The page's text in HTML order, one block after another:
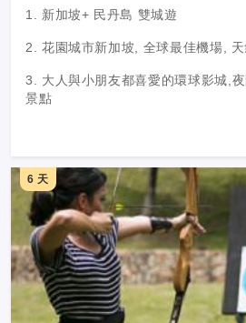
1. 新加坡+ 民丹島 雙城遊
2. 花園城市新加坡, 全球最佳機場,
3. 大人與小朋友都喜愛的環球影城,
景點
4. 民丹島世外桃源, 房間寬敞, 設備齊
6. 兩個特色度假勝地, 一趟旅程都享受
6 天